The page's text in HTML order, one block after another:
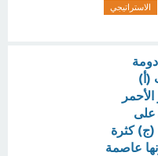
الاستراتيجي
(أ)
على
(ج) كثرة
عاصمة